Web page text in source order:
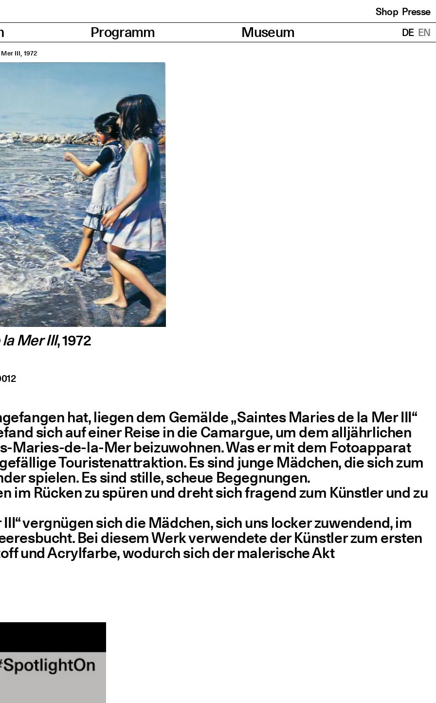
Shop Presse
Programm Museum Übersetzungen
DE EN
III, 1972
Mer III, 1972
hat, lie­gen dem Gemäl­de„Sain­tes Maries de la Mer III“
sich auf einer Rei­se in die Cam­ar­gue, um dem all­jähr­li­chen
Maries-de-la-Mer bei­zu­woh­nen. Was er mit dem Foto­ap­pa­rat
Tou­ris­ten­at­trak­ti­on. Es sind jun­ge Mäd­chen, die sich zum
spie­len. Es sind stil­le, scheue Begeg­nun­gen.
im Rücken zu spü­ren und dreht sich fra­gend zum Künst­ler und zu
ver­gnü­gen sich die Mäd­chen, sich uns locker zuwen­dend, im
Bei die­sem Werk ver­wen­de­te der Künst­ler zum ers­ten
und Acryl­far­be, wodurch sich der male­ri­sche Akt